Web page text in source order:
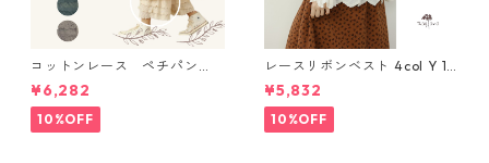
コットンレース ペチパン
ツ 6 colors R2020131
¥6,282
10%OFF
レースリボンベスト 4col Y 111
15
¥5,832
10%OFF